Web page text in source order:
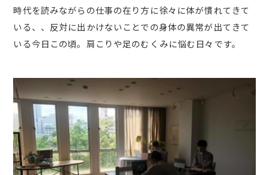
時代を読みながらの仕事の在り方に徐々に体が慣れてきて
いる、、反対に出かけないことでの身体の異常が出てきて
いる今日この頃。肩こりや足のむくみに悩む日々です。